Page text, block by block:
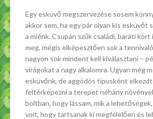
Egy esküvő megszervezése sosem
akkor sem, ha egy pár olyan kis esküvőt
a miénk. Csupán szűk családi, baráti
meg, mégis elképesztően sok a
nagyon sok mindent kell kiválasztani –
virágokat a nagy alkalomra. Ugyan még
esküvőnk, de aggódós típusként
feltérképezni a terepet néhány
boltban, hogy lássam, mik a
volt, hogy tartsanak ki megfelelően és